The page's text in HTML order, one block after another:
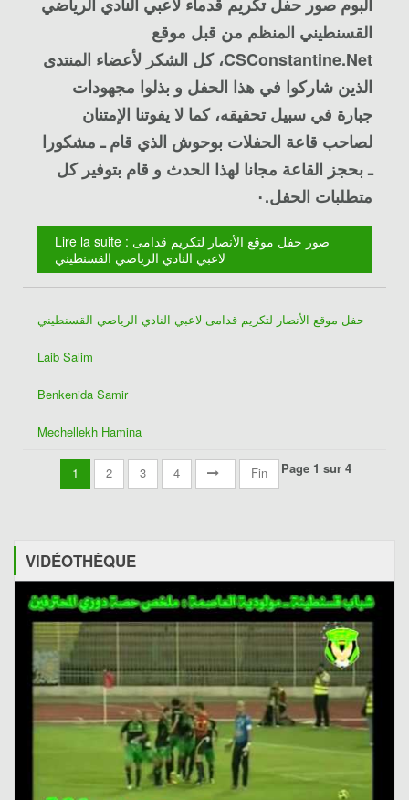
القسنطيني المنظم من قبل موقع
CSConstantine.Net، كل الشكر لأعضاء المنتدى
الذين شاركوا في هذا الحفل و بذلوا مجهودات
جبارة في سبيل تحقيقه، كما لا يفوتنا الإمتنان
لصاحب قاعة الحفلات بوحوش الذي قام ـ مشكورا
ـ بحجز القاعة مجانا لهذا الحدث و قام بتوفير كل
متطلبات الحفل.٠
Lire la suite : صور حفل موقع الأنصار لتكريم قدامى
لاعبي النادي الرياضي القسنطيني
حفل موقع الأنصار لتكريم قدامى لاعبي النادي الرياضي القسنطيني
Laib Salim
Benkenida Samir
Mechellekh Hamina
Page 1 sur 4
1 2 3 4 Fin
VIDÉOTHÈQUE